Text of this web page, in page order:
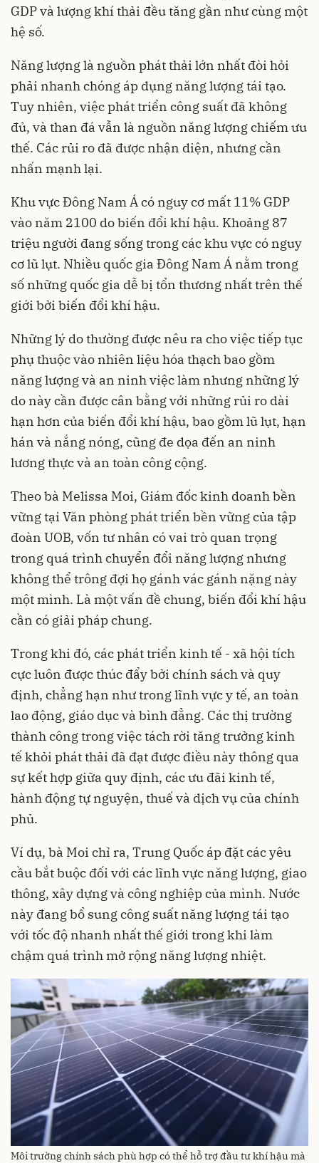
GDP và lượng khí thải đều tăng gần như cùng một
hệ số.
Năng lượng là nguồn phát thải lớn nhất đòi hỏi
phải nhanh chóng áp dụng năng lượng tái tạo.
Tuy nhiên, việc phát triển công suất đã không
đủ, và than đá vẫn là nguồn năng lượng chiếm ưu
thế. Các rủi ro đã được nhận diện, nhưng cần
nhấn mạnh lại.
Khu vực Đông Nam Á có nguy cơ mất 11% GDP
vào năm 2100 do biến đổi khí hậu. Khoảng 87
triệu người đang sống trong các khu vực có nguy
cơ lũ lụt. Nhiều quốc gia Đông Nam Á nằm trong
số những quốc gia dễ bị tổn thương nhất trên thế
giới bởi biến đổi khí hậu.
Những lý do thường được nêu ra cho việc tiếp tục
phụ thuộc vào nhiên liệu hóa thạch bao gồm
năng lượng và an ninh việc làm nhưng những lý
do này cần được cân bằng với những rủi ro dài
hạn hơn của biến đổi khí hậu, bao gồm lũ lụt, hạn
hán và nắng nóng, cũng đe dọa đến an ninh
lương thực và an toàn công cộng.
Theo bà Melissa Moi, Giám đốc kinh doanh bền
vững tại Văn phòng phát triển bền vững của tập
đoàn UOB, vốn tư nhân có vai trò quan trọng
trong quá trình chuyển đổi năng lượng nhưng
không thể trông đợi họ gánh vác gánh nặng này
một mình. Là một vấn đề chung, biến đổi khí hậu
cần có giải pháp chung.
Trong khi đó, các phát triển kinh tế - xã hội tích
cực luôn được thúc đẩy bởi chính sách và quy
định, chẳng hạn như trong lĩnh vực y tế, an toàn
lao động, giáo dục và bình đẳng. Các thị trường
thành công trong việc tách rời tăng trưởng kinh
tế khỏi phát thải đã đạt được điều này thông qua
sự kết hợp giữa quy định, các ưu đãi kinh tế,
hành động tự nguyện, thuế và dịch vụ của chính
phủ.
Ví dụ, bà Moi chỉ ra, Trung Quốc áp đặt các yêu
cầu bắt buộc đối với các lĩnh vực năng lượng, giao
thông, xây dựng và công nghiệp của mình. Nước
này đang bổ sung công suất năng lượng tái tạo
với tốc độ nhanh nhất thế giới trong khi làm
chậm quá trình mở rộng năng lượng nhiệt.
Môi trường chính sách phù hợp có thể hỗ trợ đầu tư khí hậu mà